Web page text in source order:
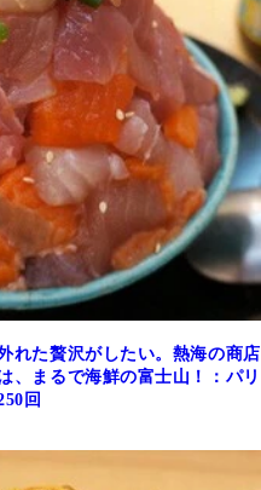
れた贅沢がしたい。熱海の商店
、まるで海鮮の富士山！：パリ
回